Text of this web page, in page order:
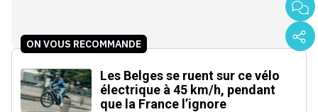
ON VOUS RECOMMANDE
Les Belges se ruent sur ce vélo
électrique à 45 km/h, pendant
que la France l’ignore